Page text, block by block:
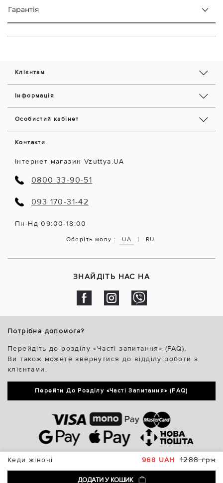
Кеди жіночі 968 UAH 1288 грн
ДОДАТИ У КОШИК
Гарантія
Клієнтам
Інформація
Особистий кабінет
Контакти
Інтернет магазин Vzuttya.UA
0800 33-90-51
093 170-31-42
Пн-Нд 09:00-18:00
Оберіть мову : UA | RU
ЗНАЙДІТЬ НАС НА
Потрібна допомога?
Перейдіть до розділу «Часті запитання» (FAQ).
Ви також можете звернутися до відділу роботи з
клієнтами.
Перейти До Розділу «Часті Запитання» (FAQ)